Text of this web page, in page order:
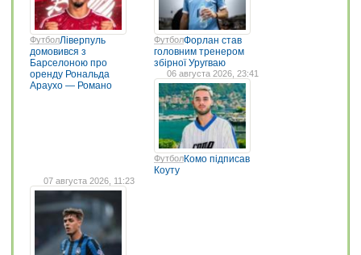
ФутболЛіверпуль
домовився з
Барселоною про
оренду Рональда
Араухо — Романо
ФутболФорлан став
головним тренером
збірної Уругваю
06 августа 2026, 23:41
ФутболКомо підписав
Коуту
07 августа 2026, 11:23